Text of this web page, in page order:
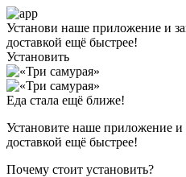
Установи наше приложение и
доставкой ещё быстрее!
Установить
Еда стала ещё ближе!
Установите наше приложение
доставкой ещё быстрее!
Почему стоит установить?